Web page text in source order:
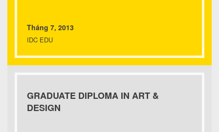
Tháng 7, 2013
IDC EDU
GRADUATE DIPLOMA IN ART &
DESIGN